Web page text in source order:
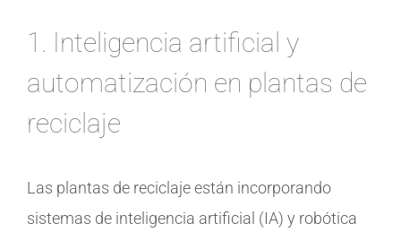
1. Inteligencia artificial y
automatización en plantas de
reciclaje
Las plantas de reciclaje están incorporando
sistemas de inteligencia artificial (IA) y robótica